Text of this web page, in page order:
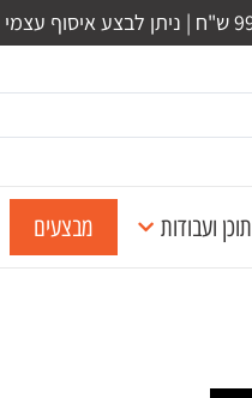
תוכן ועבודות מבצעים